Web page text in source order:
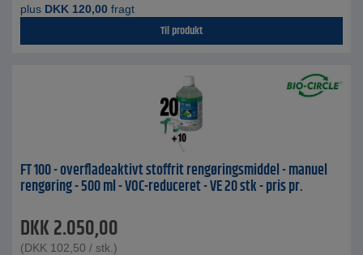
plus DKK 120,00 fragt
Til produkt
FT 100 - overfladeaktivt stoffrit rengøringsmiddel - manuel
rengøring - 500 ml - VOC-reduceret - VE 20 stk - pris pr.
DKK2.050,00
(DKK 102,50 / stk.)